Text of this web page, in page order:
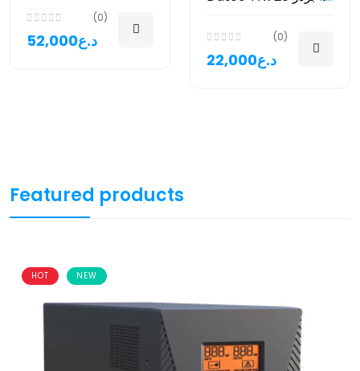
(0)
52,000د.ع (0)
22,000د.ع
Featured products
HOT NEW